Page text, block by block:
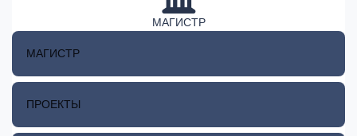
МАГИСТР
МАГИСТР
ПРОЕКТЫ